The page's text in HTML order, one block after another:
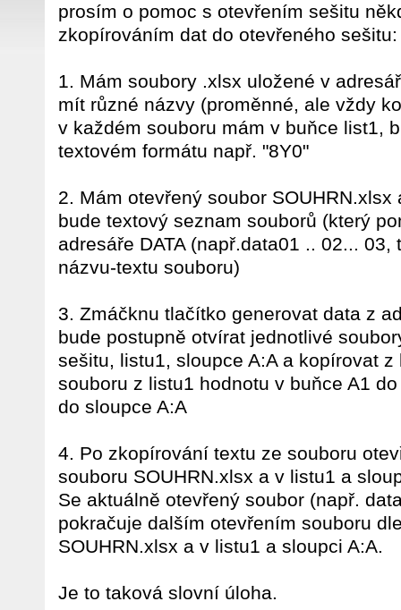
prosím o pomoc s otevřením sešitu
zkopírováním dat do otevřeného sešitu:
1. Mám soubory .xlsx uložené v
mít různé názvy (proměnné, ale vždy
v každém souboru mám v buňce list1,
textovém formátu např. "8Y0"
2. Mám otevřený soubor
bude textový seznam souborů (který
adresáře DATA (např.data01 .. 02...
názvu-textu souboru)
3. Zmáčknu tlačítko generovat data z
bude postupně otvírat jednotlivé
sešitu, listu1, sloupce A:A a kopírovat
souboru z listu1 hodnotu v buňce A1
do sloupce A:A
4. Po zkopírování textu ze souboru
souboru SOUHRN.xlsx a v listu1 a
Se aktuálně otevřený soubor (např.
pokračuje dalším otevřením souboru
SOUHRN.xlsx a v listu1 a sloupci A:A.
Je to taková slovní úloha.